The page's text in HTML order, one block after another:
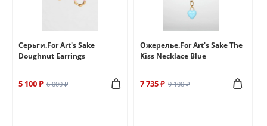
Серьги.For Art's Sake
Doughnut Earrings
5 100 ₽ 6 000 ₽
Ожерелье.For Art's Sake The
Kiss Necklace Blue
7 735 ₽ 9 100 ₽